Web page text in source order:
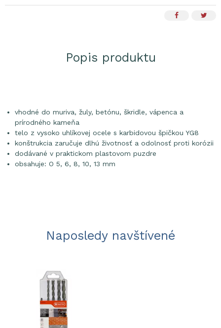
Popis produktu
vhodné do muriva, žuly, betónu, škridle, vápenca a
prírodného kameňa
telo z vysoko uhlíkovej ocele s karbidovou špičkou YG8
konštrukcia zaručuje dlhú životnosť a odolnosť proti korózii
dodávané v praktickom plastovom puzdre
obsahuje: O 5, 6, 8, 10, 13 mm
Naposledy navštívené